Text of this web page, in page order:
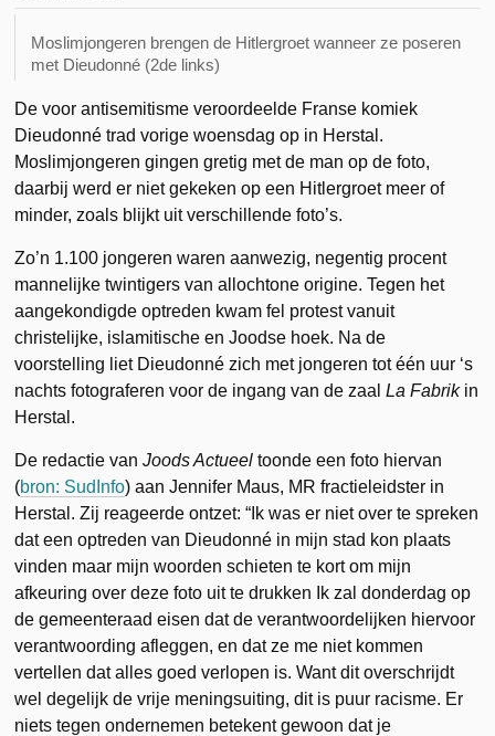
Moslimjongeren brengen de Hitlergroet wanneer ze poseren
met Dieudonné (2de links)
De voor antisemitisme veroordeelde Franse komiek
Dieudonné trad vorige woensdag op in Herstal.
Moslimjongeren gingen gretig met de man op de foto,
daarbij werd er niet gekeken op een Hitlergroet meer of
minder, zoals blijkt uit verschillende foto’s.
Zo’n 1.100 jongeren waren aanwezig, negentig procent
mannelijke twintigers van allochtone origine. Tegen het
aangekondigde optreden kwam fel protest vanuit
christelijke, islamitische en Joodse hoek. Na de
voorstelling liet Dieudonné zich met jongeren tot één uur ‘s
nachts fotograferen voor de ingang van de zaal La Fabrikin
Herstal.
De redactie vanJoods Actueel toonde een foto hiervan
(bron: SudInfo) aan Jennifer Maus, MR fractieleidster in
Herstal. Zij reageerde ontzet: “Ik was er niet over te spreken
dat een optreden van Dieudonné in mijn stad kon plaats
vinden maar mijn woorden schieten te kort om mijn
afkeuring over deze foto uit te drukken Ik zal donderdag op
de gemeenteraad eisen dat de verantwoordelijken hiervoor
verantwoording afleggen, en dat ze me niet kommen
vertellen dat alles goed verlopen is. Want dit overschrijdt
wel degelijk de vrije meningsuiting, dit is puur racisme. Er
niets tegen ondernemen betekent gewoon dat je